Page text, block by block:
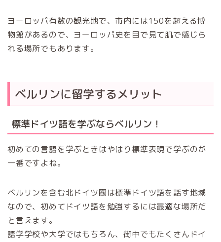
ヨーロッパ有数の観光地で、市内には150を超える博
物館があるので、ヨーロッパ史を目で見て肌で感じら
れる場所でもあります。
ベルリンに留学するメリット
標準ドイツ語を学ぶならベルリン！
初めての言語を学ぶときはやはり標準表現で学ぶのが
一番ですよね。
ベルリンを含む北ドイツ圏は標準ドイツ語を話す地域
なので、初めてドイツ語を勉強するには最適な場所だ
と言えます。
語学学校や大学ではもちろん、街中でもたくさんドイ